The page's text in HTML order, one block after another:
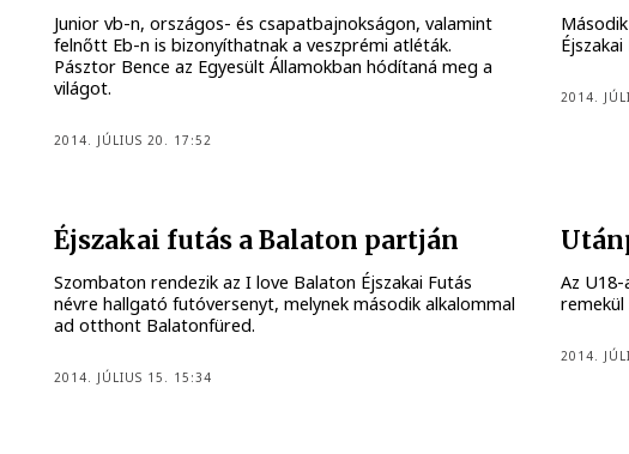
Junior vb-n, országos- és csapatbajnokságon, valamint
felnőtt Eb-n is bizonyíthatnak a veszprémi atléták.
Pásztor Bence az Egyesült Államokban hódítaná meg a
világot.
2014. JÚLIUS 20. 17:52
2014.
Éjszakai futás a Balaton partján
Szombaton rendezik az I love Balaton Éjszakai Futás
névre hallgató futóversenyt, melynek második alkalommal
ad otthont Balatonfüred.
2014. JÚLIUS 15. 15:34
Az
2014.